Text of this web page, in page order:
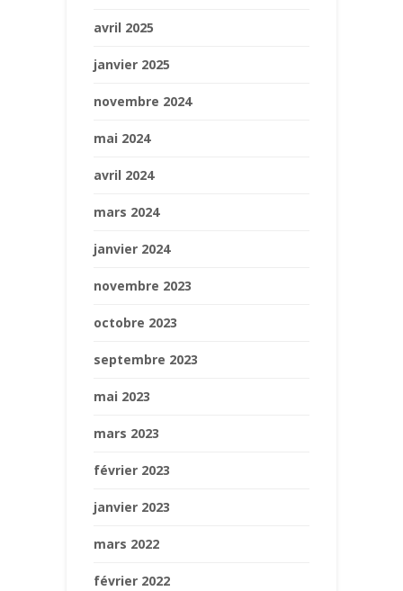
avril 2025
janvier 2025
novembre 2024
mai 2024
avril 2024
mars 2024
janvier 2024
novembre 2023
octobre 2023
septembre 2023
mai 2023
mars 2023
février 2023
janvier 2023
mars 2022
février 2022